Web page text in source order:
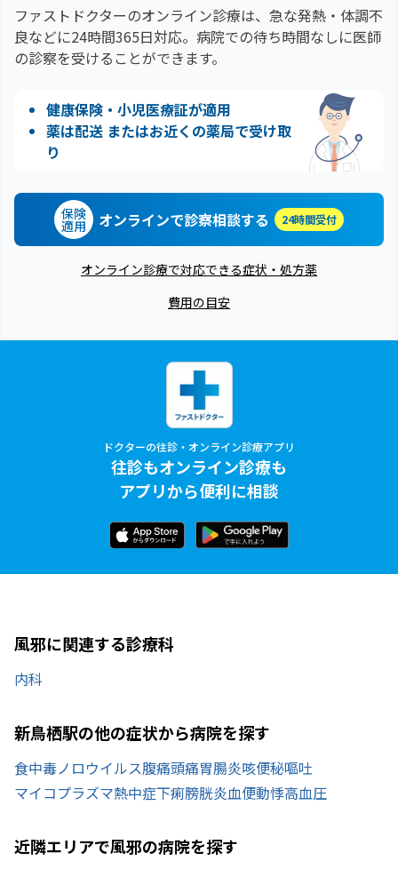
ファストドクターのオンライン診療は、急な発熱・体調不
良などに24時間365日対応。 病院での待ち時間なしに医師
の診察を受けることができます。
健康保険・小児医療証が適用
薬は配送 またはお近くの薬局で受け取
り
保険
適用 オンラインで診察相談する 24時間受付
オンライン診療で対応できる症状・処方薬
費用の目安
ドクターの往診・オンライン診療アプリ
往診もオンライン診療も
アプリから便利に相談
風邪に関連する診療科
内科
新鳥栖駅の他の症状から病院を探す
食中毒ノロウイルス腹痛頭痛胃腸炎咳便秘嘔吐
マイコプラズマ熱中症下痢膀胱炎血便動悸高血圧
近隣エリアで風邪の病院を探す